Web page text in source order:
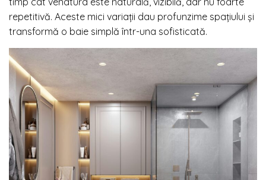
repetitivă. Aceste mici variații dau profunzime spațiului și
transformă o baie simplă într-una sofisticată.